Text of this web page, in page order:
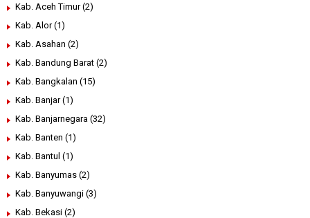
Kab. Aceh Timur (2)
Kab. Alor (1)
Kab. Asahan (2)
Kab. Bandung Barat (2)
Kab. Bangkalan (15)
Kab. Banjar (1)
Kab. Banjarnegara (32)
Kab. Banten (1)
Kab. Bantul (1)
Kab. Banyumas (2)
Kab. Banyuwangi (3)
Kab. Bekasi (2)